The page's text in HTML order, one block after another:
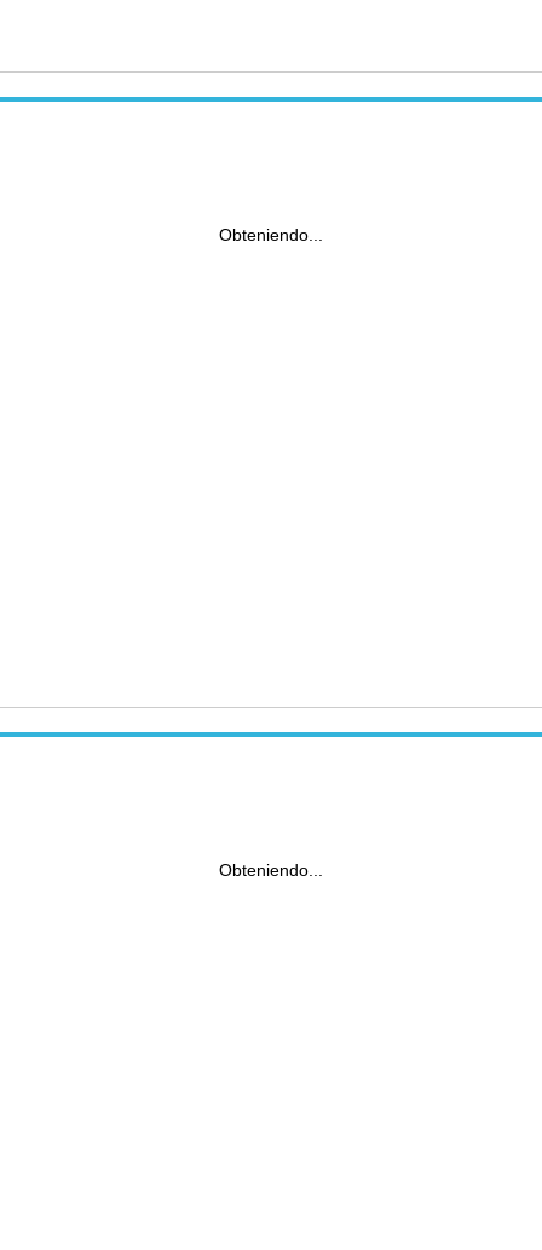
Obteniendo...
Obteniendo...